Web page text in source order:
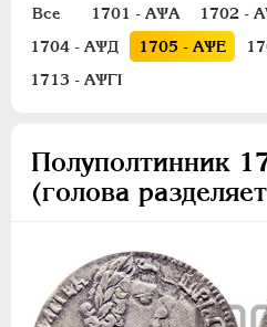
Все 1701 - АѰА 1702 -
1704 - АѰД
1705 - АѰЕ
1713 - АѰГI
Полуполтинник
(голова
1 копейка
Медь
Для Речи Посполитой
Монетовидные жетоны